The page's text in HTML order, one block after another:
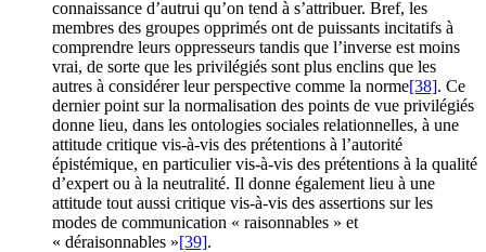
connaissance d’autrui qu’on tend à s’attribuer. Bref, les
membres des groupes opprimés ont de puissants incitatifs à
comprendre leurs oppresseurs tandis que l’inverse est moins
vrai, de sorte que les privilégiés sont plus enclins que les
autres à considérer leur perspective comme la norme[38]. Ce
dernier point sur la normalisation des points de vue privilégiés
donne lieu, dans les ontologies sociales relationnelles, à une
attitude critique vis-à-vis des prétentions à l’autorité
épistémique, en particulier vis-à-vis des prétentions à la qualité
d’expert ou à la neutralité. Il donne également lieu à une
attitude tout aussi critique vis-à-vis des assertions sur les
modes de communication « raisonnables » et
« déraisonnables »[39].